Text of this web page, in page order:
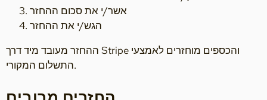
אשר/י את סכום ההחזר
הגש/י את ההחזר
ההחזר מעובד מיד דרך Stripe והכספים מוחזרים לאמצעי
התשלום המקורי.